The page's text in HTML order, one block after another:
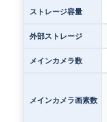
ストレージ容量
外部ストレージ
メインカメラ数
メインカメラ画素数